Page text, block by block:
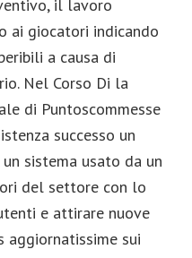
il lavoro
ai giocatori indicando
a causa di
Nel Corso Di la
di Puntoscommesse
successo un
sistema usato da un
del settore con lo
e attirare nuove
aggiornatissime sui